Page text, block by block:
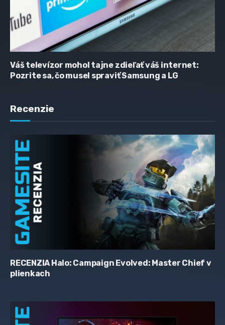
Váš televízor mohol tajne zdieľať váš internet:
Pozrite sa, čo musel spraviť Samsung a LG
Recenzie
RECENZIA Halo: Campaign Evolved: Master Chief v
plienkach